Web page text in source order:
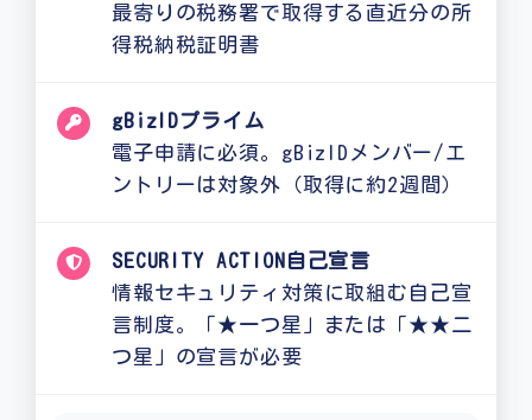
最寄りの税務署で取得する直近分の所
得税納税証明書
gBizIDプライム
電子申請に必須。gBizIDメンバー/エ
ントリーは対象外（取得に約2週間）
SECURITY ACTION自己宣言
情報セキュリティ対策に取組む自己宣
言制度。「★一つ星」または「★★二
つ星」の宣言が必要